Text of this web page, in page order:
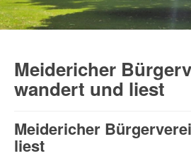
Downloads
Meidericher
wandert und liest
Meidericher
liest